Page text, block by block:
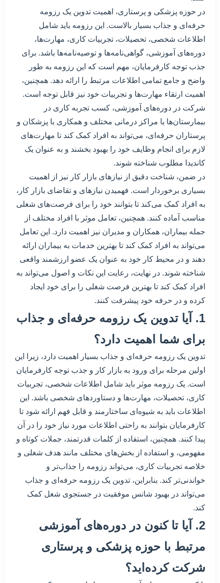
در حوزه پزشکی و پرستاری، اهمیت تدوین یک رزومه
حرفه‌ای و جذاب بسیار بالاست. این رزومه باید شامل
اطلاعات شخصی، تحصیلات، تجربیات کاری، مهارت‌ها،
دوره‌های آموزشی، گواهی‌نامه‌ها و توصیه‌نامه‌ها باشد. برای
جذب توجه کارفرمایان، مهم است که این رزومه به طور
واضح و جامع تمامی اطلاعات مرتبط را ارائه دهد. همچنین،
اهمیت ارتقاء مهارت‌ها و تجربیات خود نیز قابل توجه است.
شرکت در دوره‌های آموزشی، کسب تجربه کاری در
بیمارستان‌ها یا مراکز درمانی مختلف و همکاری با پزشکان و
پرستاران حرفه‌ای، می‌تواند به افراد کمک کند تا مهارت‌های
لازم برای انجام وظایف خود را بهبود بخشند و به عنوان یک
کاندیدا مطلوب شناخته شوند.
در ضمن، شناخت دقیق از نیازهای بازار کار نیز از اهمیت
بسیاری برخوردار است. فهمیدن نیازهای و تقاضای بازار کار،
به افراد کمک می‌کند تا بتوانند خود را برای فرصت‌های شغلی
مناسب آماده کنند. همچنین، تعامل موثر با افراد مختلف از
جمله بیماران، همکاران و مدیران نیز اهمیت دارد. این تعامل
می‌تواند به افراد کمک کند تا بهترین خدمات به بیماران ارائه
دهند و در محیط کار خود به عنوان یک عضو ارزشمند واقعی
شناخته شوند. در نهایت، رعایت این نکات و اصول می‌تواند به
افراد کمک کند تا بهترین فرصت شغلی را برای خود ایجاد
کرده و در حرفه خود پیشرفت کنند.
1. آیا تدوین یک رزومه حرفه‌ای و جذاب
برای شما اهمیت دارد؟
تدوین یک رزومه حرفه‌ای و جذاب بسیار اهمیت دارد، زیرا این
اولین مرحله برای ورود به بازار کار و جذب توجه کارفرمایان
است. یک رزومه موثر باید شامل اطلاعات شخصی، تجربیات
کاری، تحصیلات، مهارت‌ها و دستاوردهای شخصی باشد. این
اطلاعات باید به شیوه‌ای ساختارمند و قابل فهم ارائه شود تا
کارفرمایان بتوانند به راحتی اطلاعات مورد نیاز خود را در آن
پیدا کنند. همچنین، استفاده از کلمات قدرتمند، جملات کوتاه و
مفهومی، و استفاده از بخش‌های مختلف مانند هدف شغلی و
خلاصه تجربیات کاری، می‌تواند رزومه را جذاب‌تر و
خواندنی‌تر کند. بنابراین، تدوین یک رزومه حرفه‌ای و جذاب
می‌تواند در بهبود شانس موفقیت در جستجوی شغل کمک
کند.
2. آیا تا کنون در دوره‌های آموزشی
مرتبط با حوزه پزشکی و پرستاری
شرکت کرده‌اید؟